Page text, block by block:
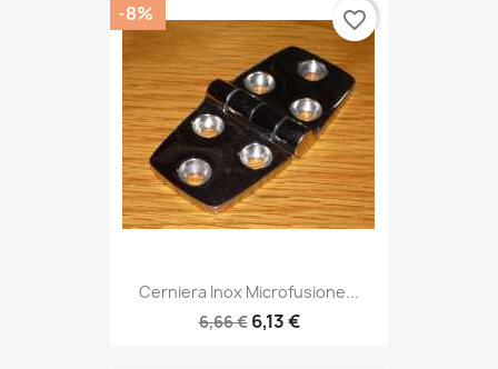
Cerniera Inox Microfusione...
6,66 € 6,13 €
-8% favorite_border